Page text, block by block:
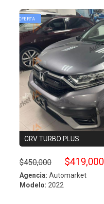
CRV TURBO PLUS
$450,000 $419,000
Agencia: Automarket
Modelo: 2022